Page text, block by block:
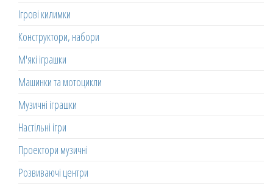
Ігрові килимки
Конструктори, набори
М'які іграшки
Машинки та мотоцикли
Музичні іграшки
Настільні ігри
Проектори музичні
Розвиваючі центри